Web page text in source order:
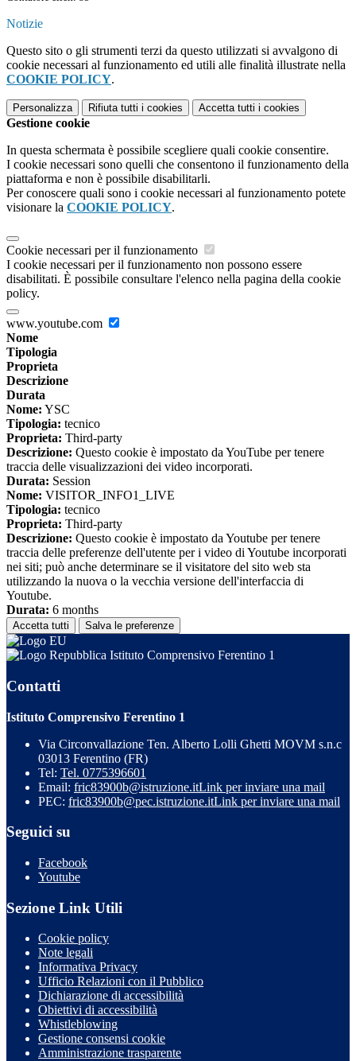
Notizie
Questo sito o gli strumenti terzi da questo utilizzati si avvalgono di
cookie necessari al funzionamento ed utili alle finalità illustrate nella
COOKIE POLICY.
Personalizza Rifiuta tutti i cookies Accetta tutti i cookies
Gestione cookie
In questa schermata è possibile scegliere quali cookie consentire.
I cookie necessari sono quelli che consentono il funzionamento della
piattaforma e non è possibile disabilitarli.
Per conoscere quali sono i cookie necessari al funzionamento potete
visionare la COOKIE POLICY.
Cookie necessari per il funzionamento
I cookie necessari per il funzionamento non possono essere
disabilitati. È possibile consultare l'elenco nella pagina della cookie
policy.
www.youtube.com
Nome
Tipologia
Proprieta
Descrizione
Durata
Nome: YSC
Tipologia: tecnico
Proprieta: Third-party
Descrizione: Questo cookie è impostato da YouTube per tenere
traccia delle visualizzazioni dei video incorporati.
Durata: Session
Nome: VISITOR_INFO1_LIVE
Tipologia: tecnico
Proprieta: Third-party
Descrizione: Questo cookie è impostato da Youtube per tenere
traccia delle preferenze dell'utente per i video di Youtube incorporati
nei siti; può anche determinare se il visitatore del sito web sta
utilizzando la nuova o la vecchia versione dell'interfaccia di
Youtube.
Durata: 6 months
Accetta tutti Salva le preferenze
Istituto Comprensivo Ferentino 1
Contatti
Istituto Comprensivo Ferentino 1
Via Circonvallazione Ten. Alberto Lolli Ghetti MOVM s.n.c
03013 Ferentino (FR)
Tel: Tel. 0775396601
Email: fric83900b@istruzione.itLink per inviare una mail
PEC: fric83900b@pec.istruzione.itLink per inviare una mail
Seguici su
Facebook
Youtube
Sezione Link Utili
Cookie policy
Note legali
Informativa Privacy
Ufficio Relazioni con il Pubblico
Dichiarazione di accessibilità
Obiettivi di accessibilità
Whistleblowing
Gestione consensi cookie
Amministrazione trasparente